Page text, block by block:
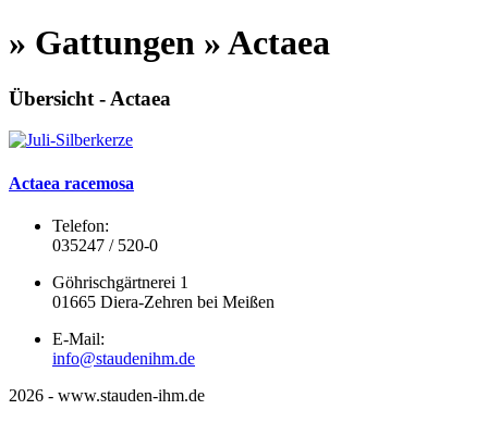
» Gattungen » Actaea
Übersicht - Actaea
Actaea racemosa
Telefon:
035247 / 520-0
Göhrischgärtnerei 1
01665 Diera-Zehren bei Meißen
E-Mail:
info@staudenihm.de
2026 - www.stauden-ihm.de